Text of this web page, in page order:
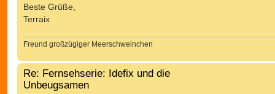
Beste Grüße,
Terraix
Freund großzügiger Meerschweinchen
Re: Fernsehserie: Idefix und die
Unbeugsamen